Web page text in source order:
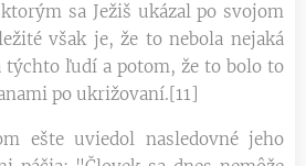
sa Ježiš ukázal po svojom
však je, že to nebola nejaká
týchto ľudí a potom, že to bolo to
po ukrižovaní.[11]
ešte uviedol nasledovné jeho